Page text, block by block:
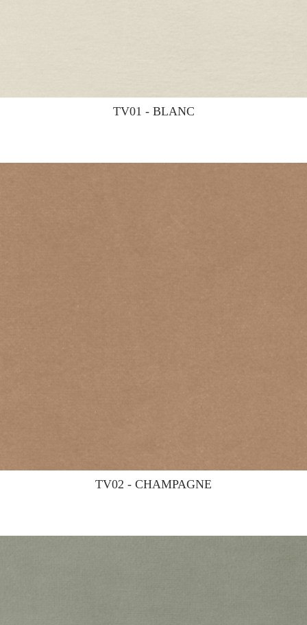
TV01 - BLANC
TV02 - CHAMPAGNE